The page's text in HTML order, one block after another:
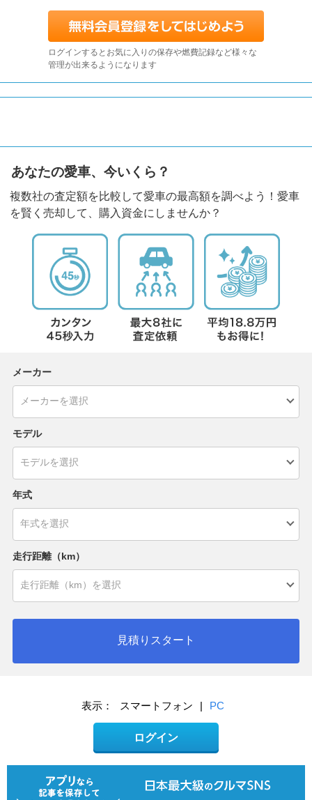
ログインするとお気に入りの保存や燃費記録など様々な
管理が出来るようになります
あなたの愛車、今いくら？
複数社の査定額を比較して愛車の最高額を調べよう！愛車
を賢く売却して、購入資金にしませんか？
メーカー
モデル
年式
走行距離（km）
見積りスタート
表示： スマートフォン | PC
ログイン